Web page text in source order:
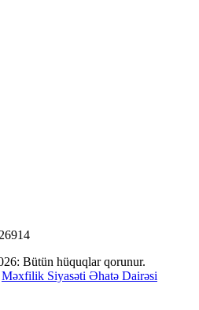
Bütün hüquqlar qorunur.
Məxfilik Siyasəti Əhatə Dairəsi